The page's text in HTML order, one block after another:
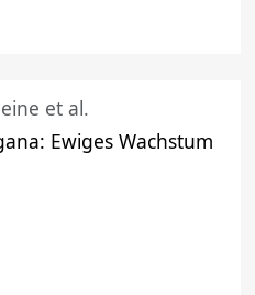
et al.
Ewiges Wachstum